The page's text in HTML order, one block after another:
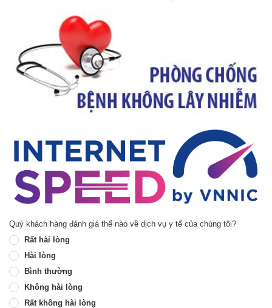
Quý khách hàng đánh giá thế nào về dịch vụ y tế của chúng tôi?
Rất hài lòng
Hài lòng
Bình thường
Không hài lòng
Rất không hài lòng